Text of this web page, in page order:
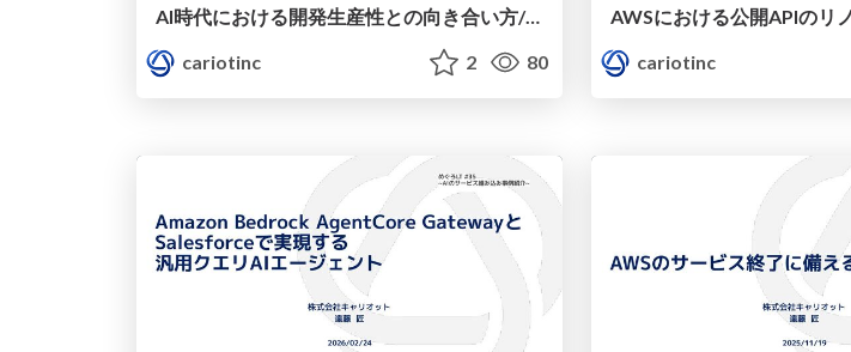
AI時代における開発生産性との向き合い方/cariot-ai-kenshou-meetup-03
cariotinc
2 80
cariotinc